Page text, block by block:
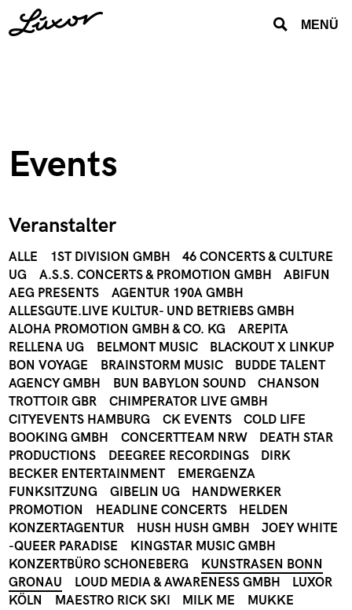
MENÜ
Events
Veranstalter
ALLE 1ST DIVISION GMBH
46 CONCERTS & CULTURE
UG
A.S.S. CONCERTS & PROMOTION GMBH
ABIFUN
AEG PRESENTS
AGENTUR 190A GMBH
ALLESGUTE.LIVE KULTUR- UND BETRIEBS GMBH
ALOHA PROMOTION GMBH & CO. KG
AREPITA
RELLENA UG
BELMONT MUSIC
BLACKOUT X LINKUP
BON VOYAGE
BRAINSTORM MUSIC
BUDDE TALENT
AGENCY GMBH
BUN BABYLON SOUND
CHANSON
TROTTOIR GBR
CHIMPERATOR LIVE GMBH
CITYEVENTS HAMBURG
CK EVENTS
COLD LIFE
BOOKING GMBH
CONCERTTEAM NRW
DEATH STAR
PRODUCTIONS
DEEGREE RECORDINGS
DIRK
BECKER ENTERTAINMENT
EMERGENZA
FUNKSITZUNG
GIBELIN UG
HANDWERKER
PROMOTION
HEADLINE CONCERTS
HELDEN
KONZERTAGENTUR
HUSH HUSH GMBH
JOEY WHITE
-QUEER PARADISE
KINGSTAR MUSIC GMBH
KONZERTBÜRO SCHONEBERG
KUNSTRASEN BONN
GRONAU
LOUD MEDIA & AWARENESS GMBH
LUXOR
KÖLN
MAESTRO RICK SKI MILK ME
MUKKE